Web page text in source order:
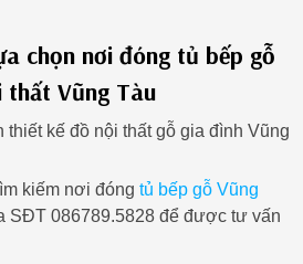
chọn nơi đóng tủ bếp gỗ
thất Vũng Tàu
thiết kế đồ nội thất gỗ gia đình Vũng
kiếm nơi đóng tủ bếp gỗ Vũng
SĐT 086789.5828 để được tư vấn